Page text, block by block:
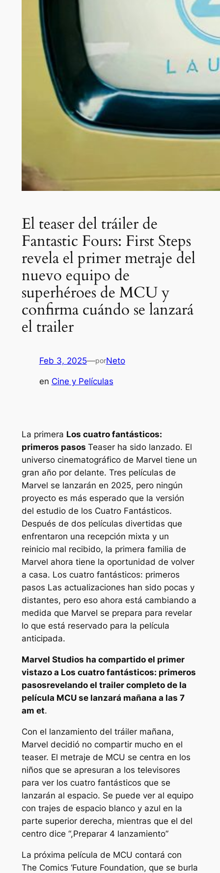
El teaser del tráiler de
Fantastic Fours: First Steps
revela el primer metraje del
nuevo equipo de
superhéroes de MCU y
confirma cuándo se lanzará
el trailer
Feb 3, 2025—porNeto
en Cine y Películas
La primera Los cuatro fantásticos:
primeros pasos Teaser ha sido lanzado. El
universo cinematográfico de Marvel tiene un
gran año por delante. Tres películas de
Marvel se lanzarán en 2025, pero ningún
proyecto es más esperado que la versión
del estudio de los Cuatro Fantásticos.
Después de dos películas divertidas que
enfrentaron una recepción mixta y un
reinicio mal recibido, la primera familia de
Marvel ahora tiene la oportunidad de volver
a casa. Los cuatro fantásticos: primeros
pasos Las actualizaciones han sido pocas y
distantes, pero eso ahora está cambiando a
medida que Marvel se prepara para revelar
lo que está reservado para la película
anticipada.
Marvel Studios ha compartido el primer
vistazo a Los cuatro fantásticos: primeros
pasosrevelando el trailer completo de la
película MCU se lanzará mañana a las 7
am et.
Con el lanzamiento del tráiler mañana,
Marvel decidió no compartir mucho en el
teaser. El metraje de MCU se centra en los
niños que se apresuran a los televisores
para ver los cuatro fantásticos que se
lanzarán al espacio. Se puede ver al equipo
con trajes de espacio blanco y azul en la
parte superior derecha, mientras que el del
centro dice “,Preparar 4 lanzamiento”
La próxima película de MCU contará con
The Comics ‘Future Foundation, que se burla